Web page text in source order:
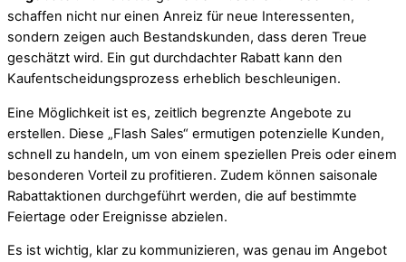
schaffen nicht nur einen Anreiz für neue Interessenten,
sondern zeigen auch Bestandskunden, dass deren Treue
geschätzt wird. Ein gut durchdachter Rabatt kann den
Kaufentscheidungsprozess erheblich beschleunigen.
Eine Möglichkeit ist es, zeitlich begrenzte Angebote zu
erstellen. Diese „Flash Sales“ ermutigen potenzielle Kunden,
schnell zu handeln, um von einem speziellen Preis oder einem
besonderen Vorteil zu profitieren. Zudem können saisonale
Rabattaktionen durchgeführt werden, die auf bestimmte
Feiertage oder Ereignisse abzielen.
Es ist wichtig, klar zu kommunizieren, was genau im Angebot